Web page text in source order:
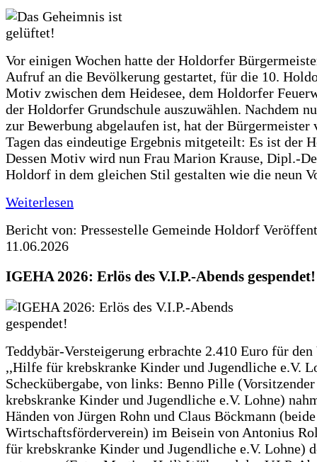
Vor einigen Wochen hatte der Holdorfer
Aufruf an die Bevölkerung gestartet, für die 10.
Motiv zwischen dem Heidesee, dem Holdorfer
der Holdorfer Grundschule auszuwählen. Nachdem
zur Bewerbung abgelaufen ist, hat der Bürgermeister
Tagen das eindeutige Ergebnis mitgeteilt: Es ist der
Dessen Motiv wird nun Frau Marion Krause, Dipl.-
Holdorf in dem gleichen Stil gestalten wie die neun
Weiterlesen
Bericht von: Pressestelle Gemeinde Holdorf
11.06.2026
IGEHA 2026: Erlös des V.I.P.-Abends gespendet!
Teddybär-Versteigerung erbrachte 2.410 Euro für den
,,Hilfe für krebskranke Kinder und Jugendliche e.V.
Scheckübergabe, von links: Benno Pille
krebskranke Kinder und Jugendliche e.V. Lohne)
Händen von Jürgen Rohn und Claus Böckmann
Wirtschaftsförderverein) im Beisein von Antonius
für krebskranke Kinder und Jugendliche e.V. Lohne)